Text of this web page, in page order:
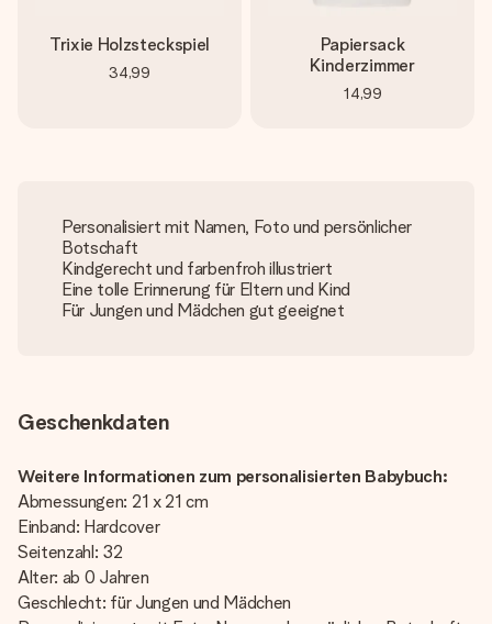
Trixie Holzsteckspiel
34,99
Papiersack
Kinderzimmer
14,99
Personalisiert mit Namen, Foto und persönlicher
Botschaft
Kindgerecht und farbenfroh illustriert
Eine tolle Erinnerung für Eltern und Kind
Für Jungen und Mädchen gut geeignet
Geschenkdaten
Weitere Informationen zum personalisierten Babybuch:
Abmessungen: 21 x 21 cm
Einband: Hardcover
Seitenzahl: 32
Alter: ab 0 Jahren
Geschlecht: für Jungen und Mädchen